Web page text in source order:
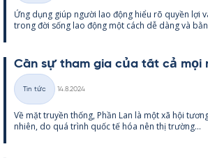
loại
Ứng dụng giúp người lao động hiểu rõ qu­yền lợi
trong đời sống lao động một cách dễ dàng và
Cần sự tham gia của tất cả mọi
Thể
loại
Tin tức
14.8.2024
Về mặt tru­yền thống, Phần Lan là một xã hội
nhiên, do quá trình quốc tế hóa nên thị trường...